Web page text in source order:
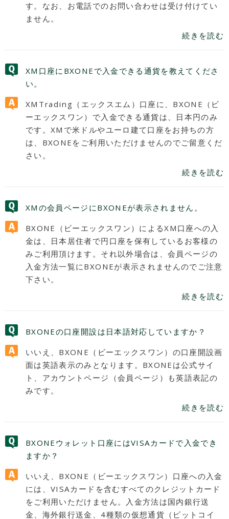
す。なお、お電話でのお問い合わせは受け付けてい
ません。
続きを読む
XM口座にBXONEで入金できる通貨を教えてくださ
い。
XMTrading（エックスエム）口座に、BXONE（ビ
ーエックスワン）で入金できる通貨は、日本円のみ
です。XMで米ドルやユーロ建て口座をお持ちの方
は、BXONEをご利用いただけませんのでご留意くだ
さい。
続きを読む
XMの会員ページにBXONEが表示されません。
BXONE（ビーエックスワン）によるXM口座への入
金は、日本居住者で円口座を保有しているお客様の
みご利用頂けます。それ以外場合は、会員ページの
入金方法一覧にBXONEが表示されませんのでご注意
下さい。
続きを読む
BXONEの口座開設は日本語対応していますか？
いいえ、BXONE（ビーエックスワン）の口座開設画
面は英語表示のみとなります。BXONEは公式サイ
ト、アカウントページ（会員ページ）も英語表記の
みです。
続きを読む
BXONEウォレット口座にはVISAカードで入金でき
ますか？
いいえ、BXONE（ビーエックスワン）口座への入金
には、VISAカードを含むすべてのクレジットカード
をご利用いただけません。入金方法は国内銀行送
金、海外銀行送金、4種類の仮想通貨（ビットコイ